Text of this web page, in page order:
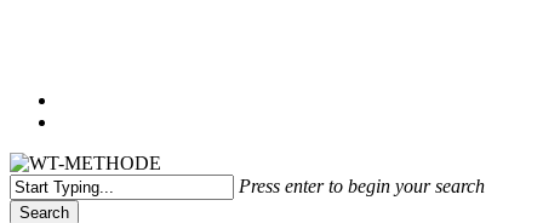
Press enter to begin your search
Search